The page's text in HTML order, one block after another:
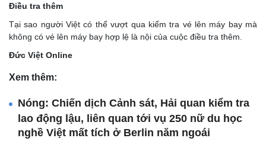
Điều tra thêm
Tại sao người Việt có thể vượt qua kiểm tra vé lên máy bay mà
không có vé lên máy bay hợp lệ là nội của cuộc điều tra thêm.
Đức Việt Online
Xem thêm:
Nóng: Chiến dịch Cảnh sát, Hải quan kiểm tra
lao động lậu, liên quan tới vụ 250 nữ du học
nghề Việt mất tích ở Berlin năm ngoái